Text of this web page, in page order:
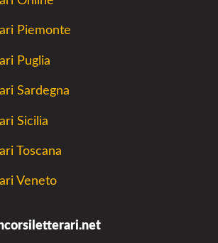
Piemonte
Puglia
Sardegna
Sicilia
Toscana
Veneto